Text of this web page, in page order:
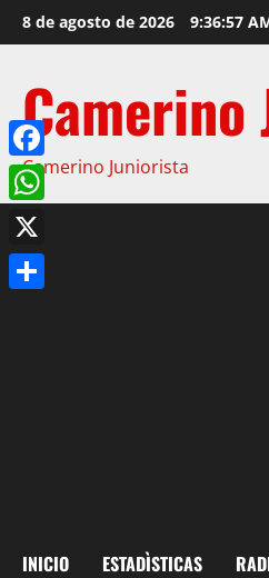
8 de agosto de 2026 9:36:58
Camerino Juniorista
INICIO ESTADÌSTICAS
Facebook
WhatsApp
X